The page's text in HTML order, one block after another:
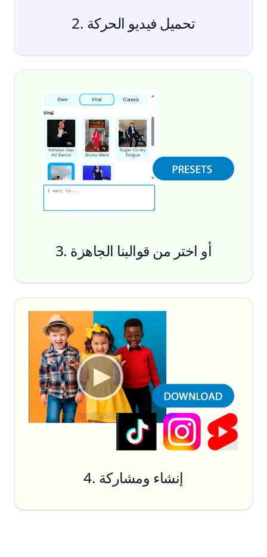
2. تحميل فيديو الحركة
3. أو اختر من قوالبنا الجاهزة
4. إنشاء ومشاركة